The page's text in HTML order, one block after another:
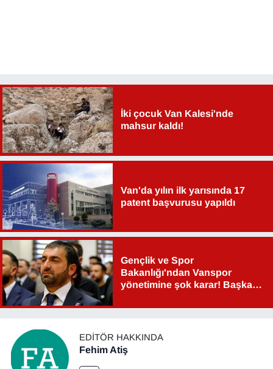
İki çocuk Van Kalesi'nde
mahsur kaldı!
Van'da yılın ilk yarısında 17
patent başvurusu yapıldı
Gençlik ve Spor
Bakanlığı'ndan Vanspor
yönetimine şok karar! Başkan
EDITÖR HAKKINDA
Fehim Atiş